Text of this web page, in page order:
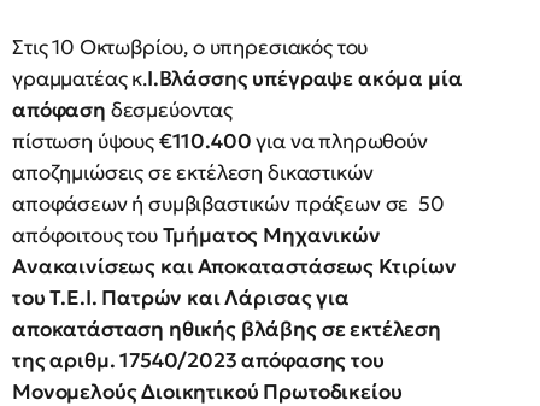
Στις 10 Οκτωβρίου, ο υπηρεσιακός του
γραμματέας κ.Ι.Βλάσσης υπέγραψε ακόμα μία
απόφαση δεσμεύοντας
πίστωση ύψους€110.400για να πληρωθούν
αποζημιώσεις σε εκτέλεση δικαστικών
αποφάσεων ή συμβιβαστικών πράξεων σε 50
απόφοιτους τουΤμήματος Μηχανικών
Ανακαινίσεως και Αποκαταστάσεως Κτιρίων
του Τ.Ε.Ι. Πατρών και Λάρισας για
αποκατάσταση ηθικής βλάβης σε εκτέλεση
της αριθμ. 17540/2023 απόφασης του
Μονομελούς Διοικητικού Πρωτοδικείου